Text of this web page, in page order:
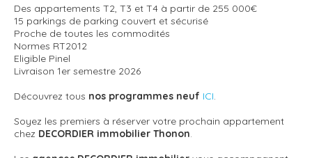
Des appartements T2, T3 et T4 à partir de 255 000€
15 parkings de parking couvert et sécurisé
Proche de toutes les commodités
Normes RT2012
Eligible Pinel
Livraison 1er semestre 2026
Découvrez tous nos programmes neuf ICI.
Soyez les premiers à réserver votre prochain appartement
chez DECORDIER immobilier Thonon.